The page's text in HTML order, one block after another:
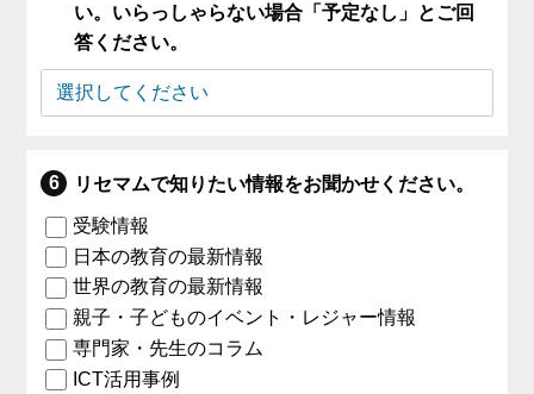
い。いらっしゃらない場合「予定なし」とご回
答ください。
リセマムで知りたい情報をお聞かせください。
受験情報
日本の教育の最新情報
世界の教育の最新情報
親子・子どものイベント・レジャー情報
専門家・先生のコラム
ICT活用事例